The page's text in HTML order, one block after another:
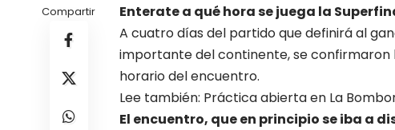
Compartir
Enterate a qué hora se juega la
A cuatro días del partido que definirá al
importante del continente, se confirmaron
horario del encuentro.
Lee también: Práctica abierta en La
El encuentro, que en principio se iba a